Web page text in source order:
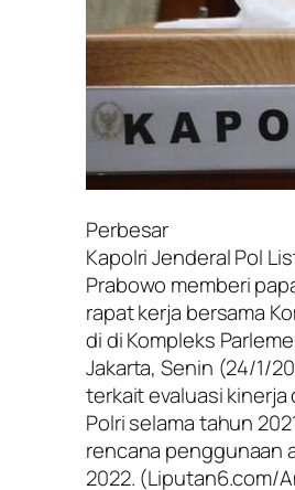
Perbesar
Kapolri Jenderal Pol
Prabowo memberi
rapat kerja bersama
di di Kompleks
Jakarta, Senin (24/1/
terkait evaluasi kinerja
Polri selama tahun
rencana penggunaan
2022. (Liputan6.com/